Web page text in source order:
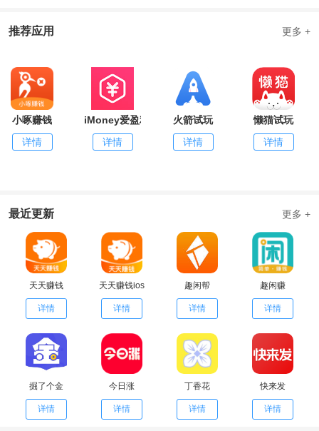
推荐应用 更多 +
小啄赚钱
详情
iMoney爱盈利
详情
火箭试玩
详情
懒猫试玩
详情
最近更新 更多 +
天天赚钱
详情
天天赚钱ios
详情
趣闲帮
详情
趣闲赚
详情
掘了个金
详情
今日涨
详情
丁香花
详情
快来发
详情